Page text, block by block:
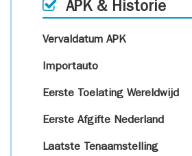
APK & Historie
Vervaldatum APK
Importauto
Eerste Toelating Wereldwijd
Eerste Afgifte Nederland
Laatste Tenaamstelling